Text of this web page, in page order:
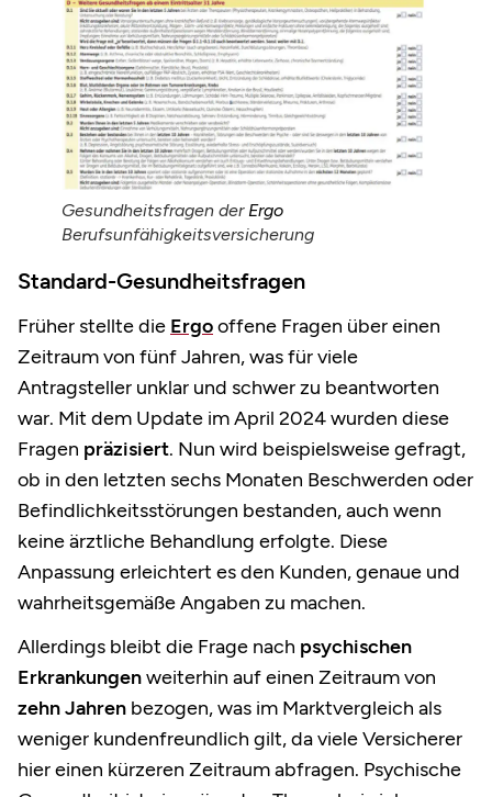
Gesundheitsfragen der Ergo
Berufsunfähigkeitsversicherung
Standard-Gesundheitsfragen
Früher stellte die Ergooffene Fragen über einen
Zeitraum von fünf Jahren, was für viele
Antragsteller unklar und schwer zu beantworten
war. Mit dem Update im April 2024 wurden diese
Fragen präzisiert. Nun wird beispielsweise gefragt,
ob in den letzten sechs Monaten Beschwerden oder
Befindlichkeitsstörungen bestanden, auch wenn
keine ärztliche Behandlung erfolgte. Diese
Anpassung erleichtert es den Kunden, genaue und
wahrheitsgemäße Angaben zu machen. ​
Allerdings bleibt die Frage nach psychischen
Erkrankungenweiterhin auf einen Zeitraum von
zehn Jahren bezogen, was im Marktvergleich als
weniger kundenfreundlich gilt, da viele Versicherer
hier einen kürzeren Zeitraum abfragen. Psychische